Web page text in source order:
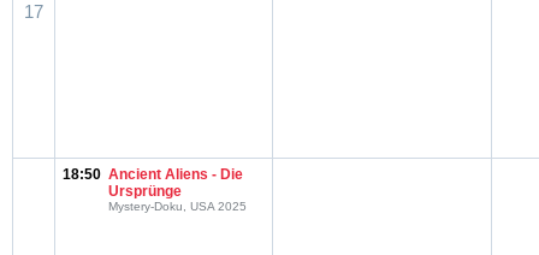
17
18:50 Ancient Aliens - Die
Ursprünge
Mystery-Doku, USA 2025